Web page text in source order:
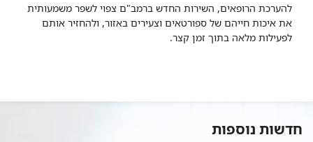
להערכת הרופאים, השירות החדש ברמב"ם צפוי לשפר משמעותית
את איכות חייהם של ספורטאים וצעירים באזור, ולהחזיר אותם
לפעילות מלאה בתוך זמן קצר.
חדשות נוספות